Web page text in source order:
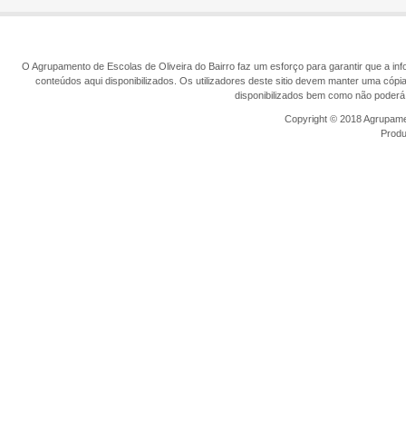
O Agrupamento de Escolas de Oliveira do Bairro faz um esforço para garantir que a
conteúdos aqui disponibilizados. Os utilizadores deste sitio devem manter uma
disponibilizados bem como não
Copyright © 2018